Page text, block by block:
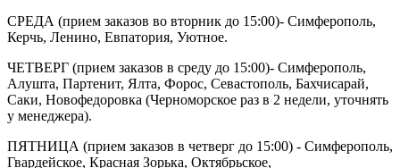
СРЕДА (прием заказов во вторник до 15:00)- Симферополь,
Керчь, Ленино, Евпатория, Уютное.
ЧЕТВЕРГ (прием заказов в среду до 15:00)- Симферополь,
Алушта, Партенит, Ялта, Форос, Севастополь, Бахчисарай,
Саки, Новофедоровка (Черноморское раз в 2 недели, уточнять
у менеджера).
ПЯТНИЦА (прием заказов в четверг до 15:00) - Симферополь,
Гвардейское, Красная Зорька, Октябрьское,